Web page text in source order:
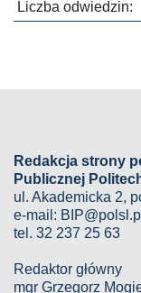
Liczba odwiedzin:
Redakcja strony
Publicznej
ul. Akademicka 2,
e-mail: BIP@polsl.pl
tel. 32 237 25 63
Redaktor główny
mgr Grzegorz